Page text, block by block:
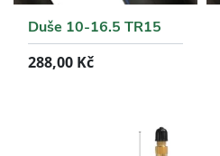
Duše 10-16.5 TR15
288,00 Kč